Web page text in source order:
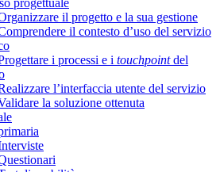
progettuale
il progetto e la sua gestione
il contesto d’uso del servizio
i processi e i touchpointdel
l’interfaccia utente del servizio
la soluzione ottenuta